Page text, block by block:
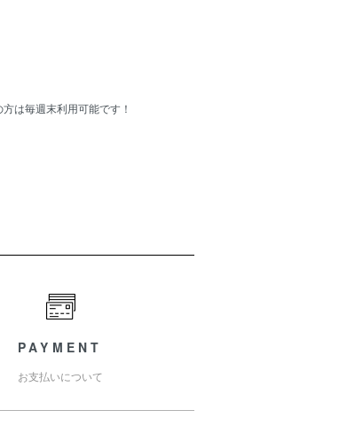
は毎週末利用可能です！
PAYMENT
お支払いについて